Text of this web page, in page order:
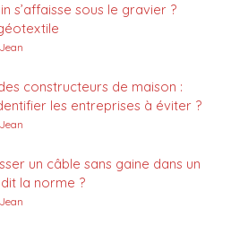
s’affaisse sous le gravier ?
Jean
constructeurs de maison :
les entreprises à éviter ?
Jean
un câble sans gaine dans un
la norme ?
Jean